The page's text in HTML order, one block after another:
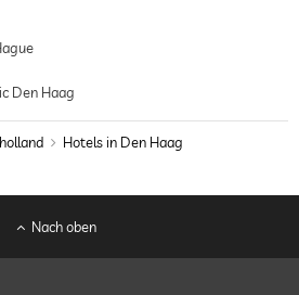
Den Haag
Hotels in Den Haag
Nach oben